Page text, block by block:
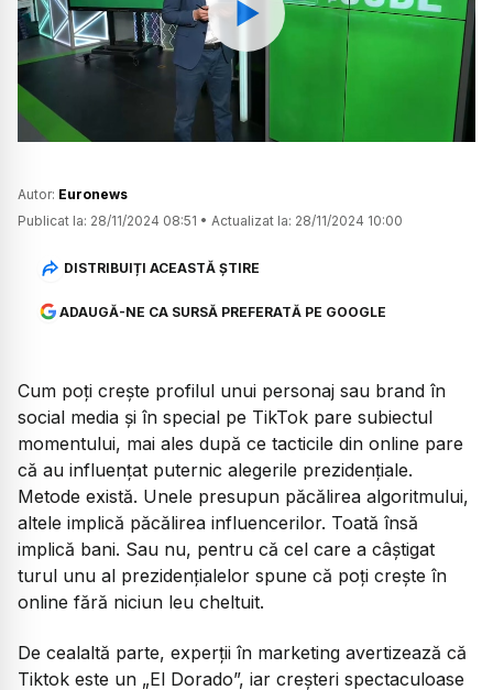
Watch
Autor: Euronews
Publicat la: 28/11/2024 08:51 • Actualizat la: 28/11/2024 10:00
DISTRIBUIȚI ACEASTĂ ȘTIRE
ADAUGĂ-NE CA SURSĂ PREFERATĂ PE GOOGLE
Cum poți crește profilul unui personaj sau brand în
social media și în special pe TikTok pare subiectul
momentului, mai ales după ce tacticile din online pare
că au influențat puternic alegerile prezidențiale.
Metode există. Unele presupun păcălirea algoritmului,
altele implică păcălirea influencerilor. Toată însă
implică bani. Sau nu, pentru că cel care a câștigat
turul unu al prezidențialelor spune că poți crește în
online fără niciun leu cheltuit.
De cealaltă parte, experții în marketing avertizează că
Tiktok este un „El Dorado”, iar creșteri spectaculoase